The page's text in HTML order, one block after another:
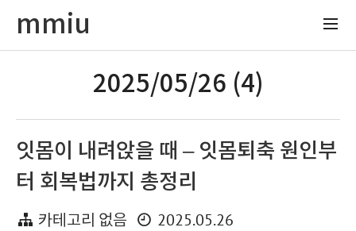
mmiu
2025/05/26 (4)
잇몸이 내려앉을 때 – 잇몸퇴축 원인부
터 회복법까지 총정리
카테고리 없음
2025.05.26